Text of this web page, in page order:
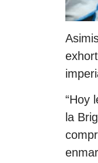
“Hoy
la